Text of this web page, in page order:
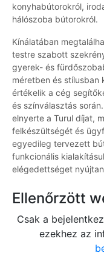
konyhabútorokról,
hálószoba bútorokról.
Kínálatában
testre szabott
gyerek- és
méretben és stílusban
értékelik a cég
és színválasztás
elnyerte a Turul díjat,
felkészültségét és
egyedileg tervezett
funkcionális
elégedettséget
Ellenőrzött
Csak a
ezekhez az